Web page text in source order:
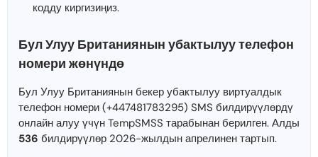
кодду киргизиңиз.
Бул Улуу Британиянын убактылуу телефон
номери жөнүндө
Бул Улуу Британиянын бекер убактылуу виртуалдык
телефон номери (+447481783295) SMS билдирүүлөрдү
онлайн алуу үчүн TempSMSS тарабынан берилген. Алды
536 билдирүүлөр 2026-жылдын апрелинен тартып.